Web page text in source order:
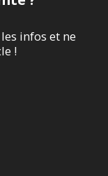
infos et ne
!